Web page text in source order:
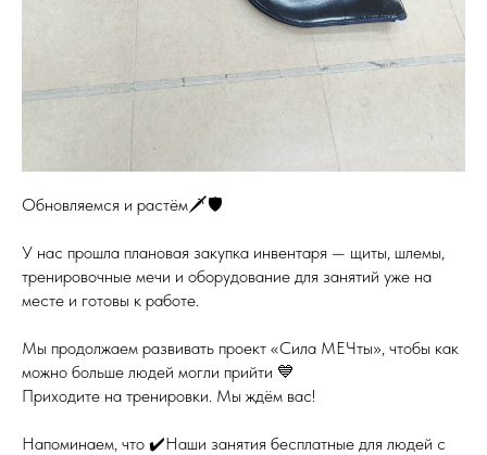
Обновляемся и растём🗡️🛡️
У нас прошла плановая закупка инвентаря — щиты, шлемы,
тренировочные мечи и оборудование для занятий уже на
месте и готовы к работе.
Мы продолжаем развивать проект «Сила МЕЧты», чтобы как
можно больше людей могли прийти 💙
Приходите на тренировки. Мы ждём вас!
Напоминаем, что ✔️Наши занятия бесплатные для людей с